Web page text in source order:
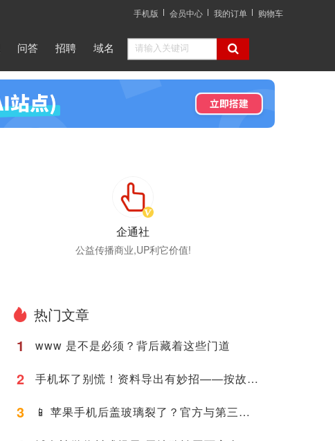
手机版 会员中心 我的订单 购物车
问答 招聘 域名
企通社
公益传播商业,UP利它价值!
热门文章
1
www 是不是必须？背后藏着这些门道
2 手机坏了别慌！资料导出有妙招——按故障类型对症下药，昆明靠谱保资料就找星舟
3 📱 苹果手机后盖玻璃裂了？官方与第三方维修终极攻略